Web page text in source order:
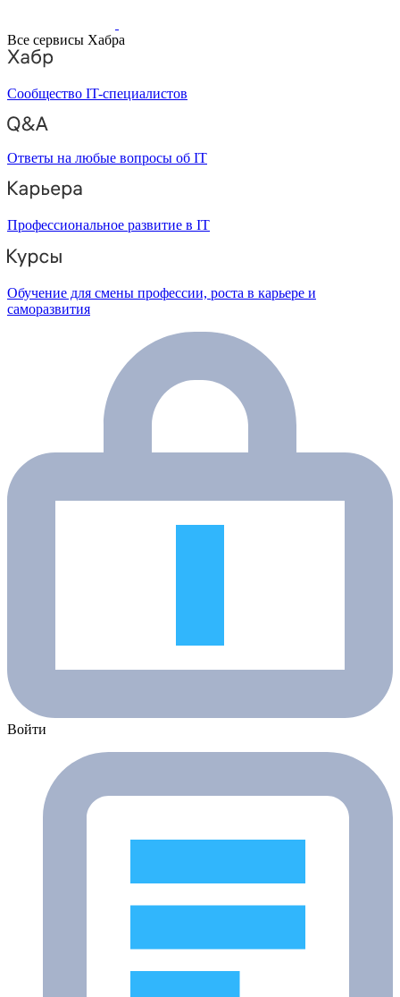
Все сервисы Хабра
Сообщество IT-специалистов
Ответы на любые вопросы об IT
Профессиональное развитие в IT
Обучение для смены профессии, роста в карьере и
саморазвития
Войти